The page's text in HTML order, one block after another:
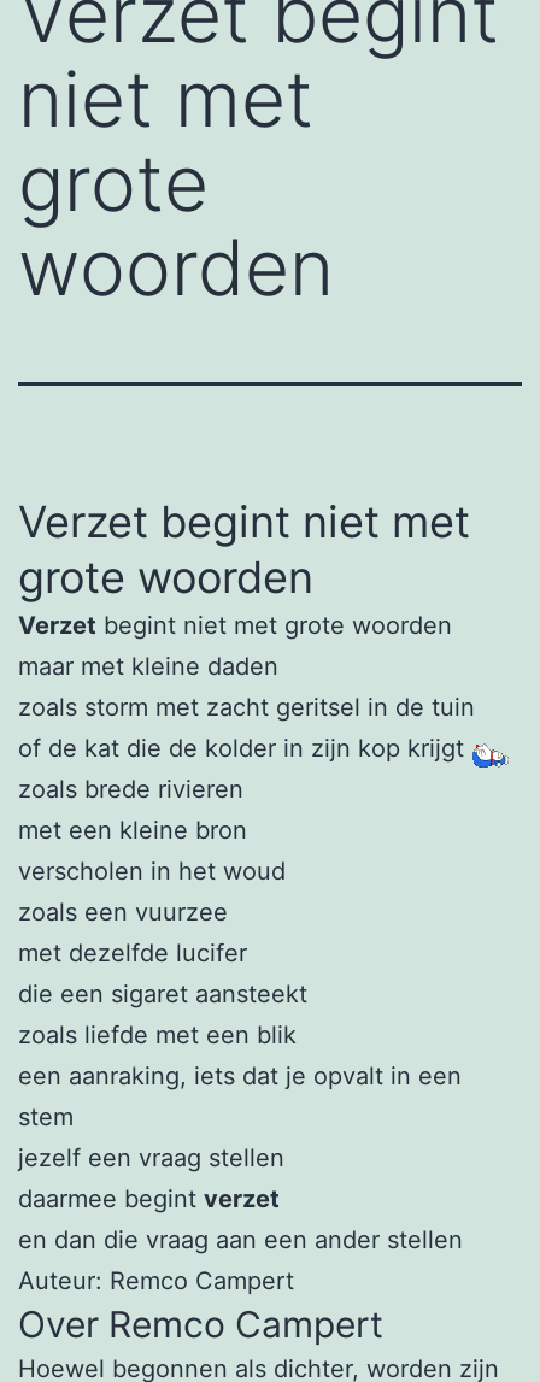
niet met
grote
woorden
Verzet begint niet met
grote woorden
Verzet begint niet met grote woorden
maar met kleine daden
zoals storm met zacht geritsel in de tuin
of de kat die de kolder in zijn kop krijgt
zoals brede rivieren
met een kleine bron
verscholen in het woud
zoals een vuurzee
met dezelfde lucifer
die een sigaret aansteekt
zoals liefde met een blik
een aanraking, iets dat je opvalt in een
stem
jezelf een vraag stellen
daarmee begint verzet
en dan die vraag aan een ander stellen
Auteur: Remco Campert
Over Remco Campert
Hoewel begonnen als dichter, worden zijn